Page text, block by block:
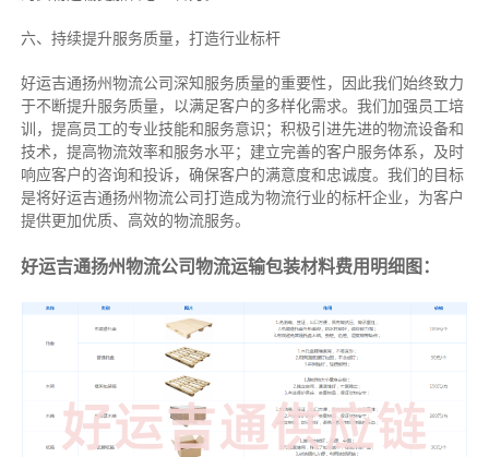
六、持续提升服务质量，打造行业标杆
好运吉通扬州物流公司深知服务质量的重要性，因此我们始终致力
于不断提升服务质量，以满足客户的多样化需求。我们加强员工培
训，提高员工的专业技能和服务意识；积极引进先进的物流设备和
技术，提高物流效率和服务水平；建立完善的客户服务体系，及时
响应客户的咨询和投诉，确保客户的满意度和忠诚度。我们的目标
是将好运吉通扬州物流公司打造成为物流行业的标杆企业，为客户
提供更加优质、高效的物流服务。
好运吉通扬州物流公司物流运输包装材料费用明细图：